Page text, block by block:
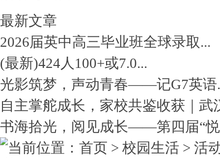
最新文章
2026届英中高三毕业班全球录取...
(最新)424人100+或7.0...
光影筑梦，声动青春——记G7英语
自主掌舵成长，家校共鉴收获｜武
书海拾光，阅见成长——第四届“
当前位置：首页 > 校园生活 > 活